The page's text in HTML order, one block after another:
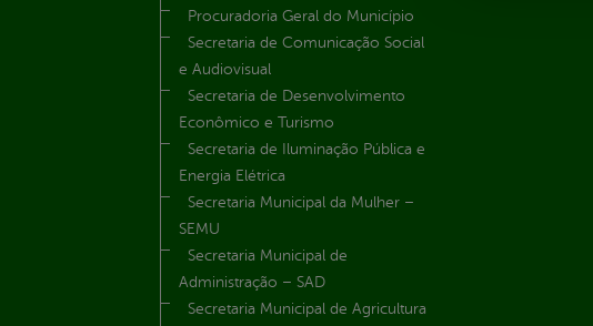
Procuradoria Geral do Município
Secretaria de Comunicação Social
e Audiovisual
Secretaria de Desenvolvimento
Econômico e Turismo
Secretaria de Iluminação Pública e
Energia Elétrica
Secretaria Municipal da Mulher –
SEMU
Secretaria Municipal de
Administração – SAD
Secretaria Municipal de Agricultura